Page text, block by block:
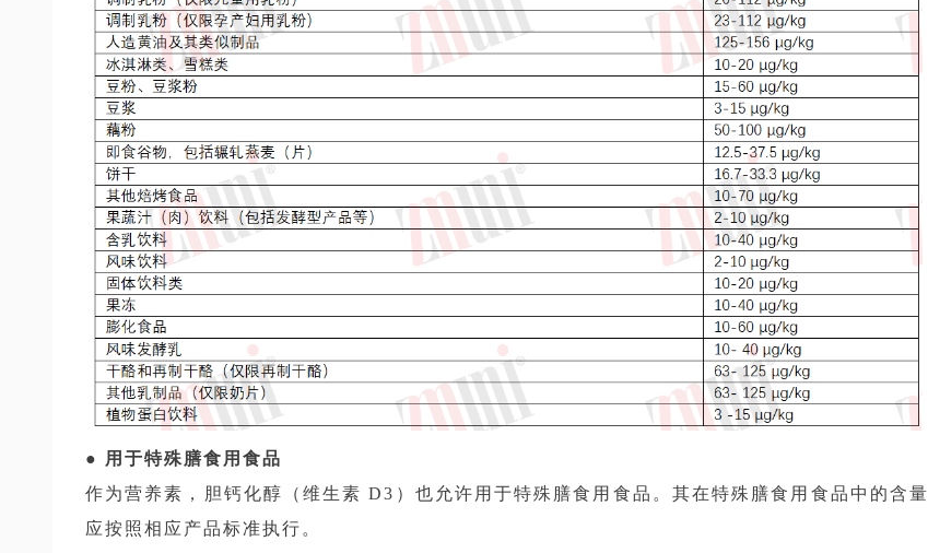
● 用于特殊膳食用食品
作为营养素，胆钙化醇（维生素 D3）也允许用于特殊膳食用食品。其在特殊膳食用食品中的含量
应按照相应产品标准执行。